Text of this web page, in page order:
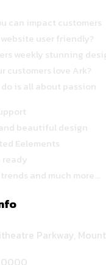
can impact customers
user friendly?
weekly stunning
customers love Ark?
is all about passion
beautiful design
Eelements
ready
and much more...
Parkway,
0000